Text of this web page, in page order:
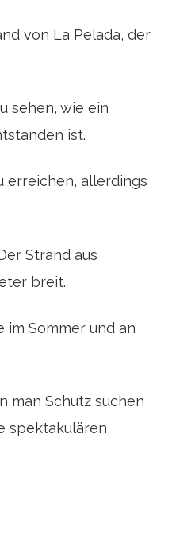
von La Pelada, der
sehen, wie ein
ist.
erreichen, allerdings
Strand aus
breit.
im Sommer und an
man Schutz suchen
spektakulären